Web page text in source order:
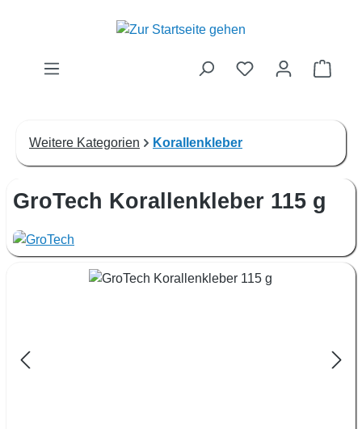
Zum Hauptinhalt springen
Weitere Kategorien Korallenkleber
GroTech Korallenkleber 115 g
Bildergalerie überspringen